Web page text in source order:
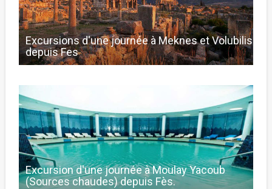
Excursions d'une journée à Meknes et Volubilis
depuis Fes
Excursion d'une journée à Moulay Yacoub
(Sources chaudes) depuis Fès.